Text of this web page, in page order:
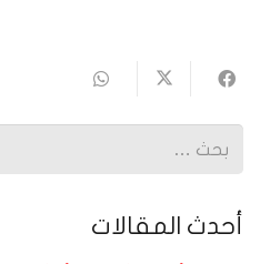
البحث
أحدث المقالات